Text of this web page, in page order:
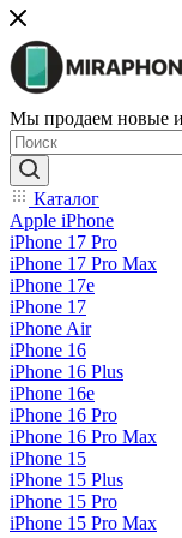
Мы продаем новые
Каталог
Apple iPhone
iPhone 17 Pro
iPhone 17 Pro Max
iPhone 17e
iPhone 17
iPhone Air
iPhone 16
iPhone 16 Plus
iPhone 16e
iPhone 16 Pro
iPhone 16 Pro Max
iPhone 15
iPhone 15 Plus
iPhone 15 Pro
iPhone 15 Pro Max